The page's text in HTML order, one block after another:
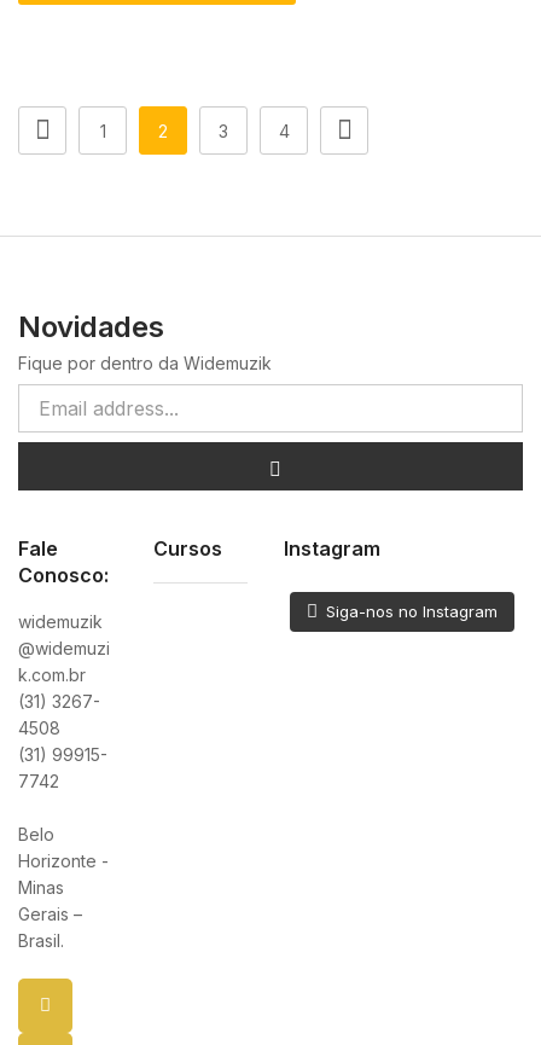
1 2 3 4
Novidades
Fique por dentro da Widemuzik
Fale
Conosco:
widemuzik
@widemuzi
k.com.br
(31) 3267-
4508
(31) 99915-
7742
Belo
Horizonte -
Minas
Gerais –
Brasil.
Cursos Instagram
Siga-nos no Instagram